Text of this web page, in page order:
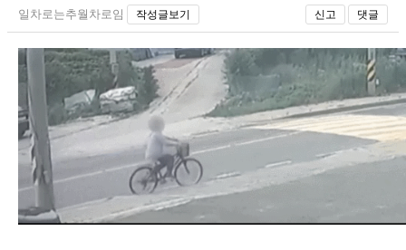
일차로는추월차로임
작성글보기 신고 댓글